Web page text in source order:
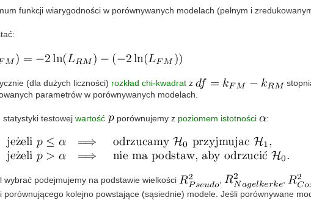
funkcji wiarygodności w porównywanych modelach (pełnym i
(dla dużych liczności) rozkład chi-kwadratz
parametrów w porównywanych modelach.
testowej wartość porównujemy z poziomem istotności :
wybrać podejmujemy na podstawie wielkości , ,
porównującego kolejno powstające (sąsiednie) modele. Jeśli porównywane